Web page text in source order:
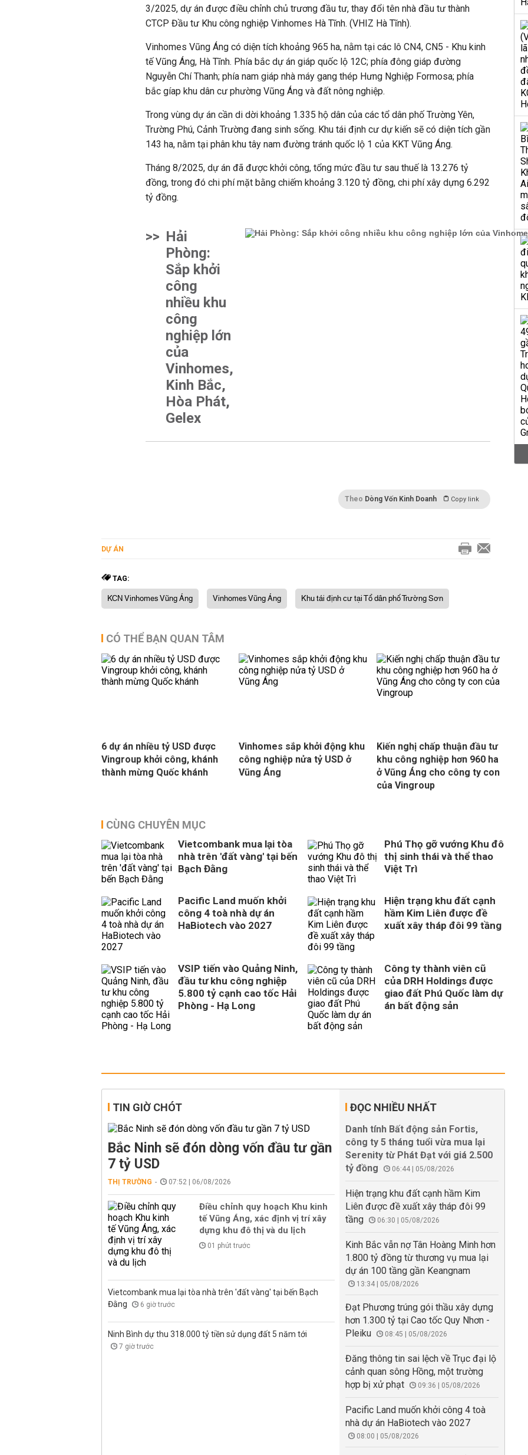
3/2025, dự án được điều chỉnh chủ trương đầu tư, thay đổi tên nhà đầu tư thành
CTCP Đầu tư Khu công nghiệp Vinhomes Hà Tĩnh. (VHIZ Hà Tĩnh).
Vinhomes Vũng Áng có diện tích khoảng 965 ha, nằm tại các lô CN4, CN5 - Khu kinh
tế Vũng Áng, Hà Tĩnh. Phía bắc dự án giáp quốc lộ 12C; phía đông giáp đường
Nguyễn Chí Thanh; phía nam giáp nhà máy gang thép Hưng Nghiệp Formosa; phía
bắc gíap khu dân cư phường Vũng Áng và đất nông nghiệp.
Trong vùng dự án cần di dời khoảng 1.335 hộ dân của các tổ dân phố Trường Yên,
Trường Phú, Cảnh Trường đang sinh sống. Khu tái định cư dự kiến sẽ có diện tích gần
143 ha, nằm tại phân khu tây nam đường tránh quốc lộ 1 của KKT Vũng Áng.
Tháng 8/2025, dự án đã được khởi công, tổng mức đầu tư sau thuế là 13.276 tỷ
đồng, trong đó chi phí mặt bằng chiếm khoảng 3.120 tỷ đồng, chi phí xây dựng 6.292
tỷ đồng.
>> Hải
Phòng:
Sắp khởi
công
nhiều khu
công
nghiệp lớn
của
Vinhomes,
Kinh Bắc,
Hòa Phát,
Gelex
Theo Dòng Vốn Kinh Doanh Copy link
DỰ ÁN
TAG:
KCN Vinhomes Vũng Áng Vinhomes Vũng Áng Khu tái định cư tại Tổ dân phố Trường Sơn
CÓ THỂ BẠN QUAN TÂM
6 dự án nhiều tỷ USD được
Vingroup khởi công, khánh
thành mừng Quốc khánh
Vinhomes sắp khởi động khu
công nghiệp nửa tỷ USD ở
Vũng Áng
Kiến nghị chấp thuận đầu tư
khu công nghiệp hơn 960 ha
ở Vũng Áng cho công ty con
của Vingroup
CÙNG CHUYÊN MỤC
Vietcombank mua lại tòa
nhà trên 'đất vàng' tại bến
Bạch Đằng
Phú Thọ gỡ vướng Khu đô
thị sinh thái và thể thao
Việt Trì
Pacific Land muốn khởi
công 4 toà nhà dự án
HaBiotech vào 2027
Hiện trạng khu đất cạnh
hầm Kim Liên được đề
xuất xây tháp đôi 99 tầng
VSIP tiến vào Quảng Ninh,
đầu tư khu công nghiệp
5.800 tỷ cạnh cao tốc Hải
Phòng - Hạ Long
Công ty thành viên cũ
của DRH Holdings được
giao đất Phú Quốc làm dự
án bất động sản
TIN GIỜ CHÓT
Bắc Ninh sẽ đón dòng vốn đầu tư gần
7 tỷ USD
THỊ TRƯỜNG 07:52 | 06/08/2026
Điều chỉnh quy hoạch Khu kinh
tế Vũng Áng, xác định vị trí xây
dựng khu đô thị và du lịch
01 phút trước
Vietcombank mua lại tòa nhà trên 'đất vàng' tại bến Bạch
Đằng
6 giờ trước
Ninh Bình dự thu 318.000 tỷ tiền sử dụng đất 5 năm tới
7 giờ trước
ĐỌC NHIỀU NHẤT
Danh tính Bất động sản Fortis,
công ty 5 tháng tuổi vừa mua lại
Serenity từ Phát Đạt với giá 2.500
tỷ đồng
06:44 | 05/08/2026
Hiện trạng khu đất cạnh hầm Kim
Liên được đề xuất xây tháp đôi 99
tầng
06:30 | 05/08/2026
Kinh Bắc vẫn nợ Tân Hoàng Minh hơn
1.800 tỷ đồng từ thương vụ mua lại
dự án 100 tầng gần Keangnam
13:34 | 05/08/2026
Đạt Phương trúng gói thầu xây dựng
hơn 1.300 tỷ tại Cao tốc Quy Nhơn -
Pleiku
08:45 | 05/08/2026
Đăng thông tin sai lệch về Trục đại lộ
cảnh quan sông Hồng, một trường
hợp bị xử phạt
09:36 | 05/08/2026
Pacific Land muốn khởi công 4 toà
nhà dự án HaBiotech vào 2027
08:00 | 05/08/2026